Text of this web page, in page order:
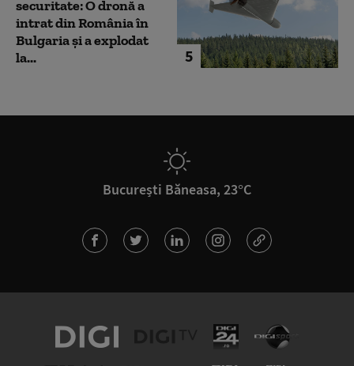
5
securitate: O dronă a
intrat din România în
Bulgaria şi a explodat
la...
București Băneasa, 23°C